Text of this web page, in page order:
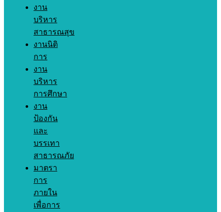
งาน
บริหาร
สาธารณสุข
งานนิติ
การ
งาน
บริหาร
การศึกษา
งาน
ป้องกัน
และ
บรรเทา
สาธารณภัย
มาตรา
การ
ภายใน
เพื่อการ